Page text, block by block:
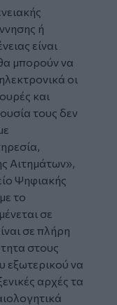
ή
είναι
μπορούν να
οι
και
τους δεν
,
Αιτημάτων»,
Ψηφιακής
το
σε
σε πλήρη
στους
εξωτερικού να
αρχές τα